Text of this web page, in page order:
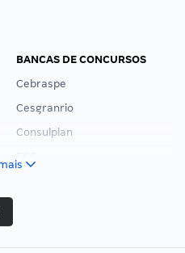
BANCAS DE CONCURSOS
Cebraspe
Cesgranrio
Consulplan